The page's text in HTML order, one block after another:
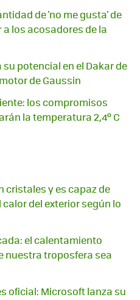
de 'no me gusta' de
los acosadores de la
potencial en el Dakar de
de Gaussin
los compromisos
la temperatura 2,4º C
cristales y es capaz de
del exterior según lo
el calentamiento
nuestra troposfera sea
oficial: Microsoft lanza su